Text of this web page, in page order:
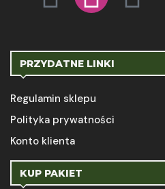
PRZYDATNE LINKI
Regulamin sklepu
Polityka prywatności
Konto klienta
KUP PAKIET